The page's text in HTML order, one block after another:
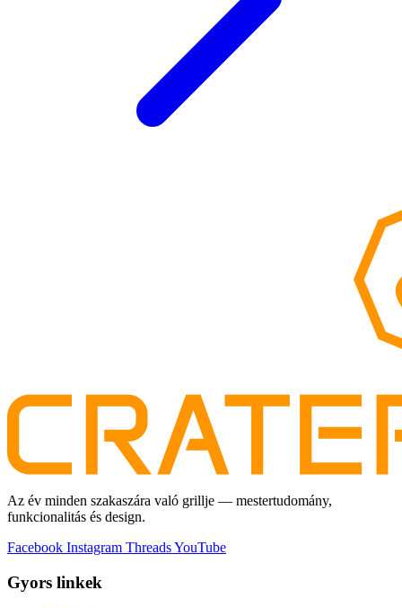
Az év minden szakaszára való grillje — mestertudomány,
funkcionalitás és design.
Facebook Instagram ThreadsYouTube
Gyors linkek